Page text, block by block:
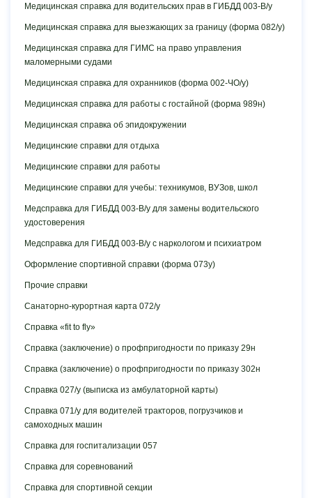
Медицинская справка для водительских прав в ГИБДД 003-В/у
Медицинская справка для выезжающих за границу (форма 082/у)
Медицинская справка для ГИМС на право управления
маломерными судами
Медицинская справка для охранников (форма 002-ЧО/у)
Медицинская справка для работы с гостайной (форма 989н)
Медицинская справка об эпидокружении
Медицинские справки для отдыха
Медицинские справки для работы
Медицинские справки для учебы: техникумов, ВУЗов, школ
Медсправка для ГИБДД 003-В/у для замены водительского
удостоверения
Медсправка для ГИБДД 003-В/у с наркологом и психиатром
Оформление спортивной справки (форма 073у)
Прочие справки
Санаторно-курортная карта 072/у
Справка «fit to fly»
Справка (заключение) о профпригодности по приказу 29н
Справка (заключение) о профпригодности по приказу 302н
Справка 027/у (выписка из амбулаторной карты)
Справка 071/у для водителей тракторов, погрузчиков и
самоходных машин
Справка для госпитализации 057
Справка для соревнований
Справка для спортивной секции